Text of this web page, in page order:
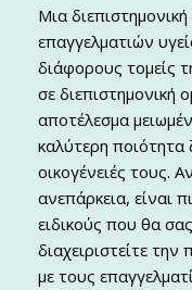
Μια
επαγγελματιών
διάφορους τομείς
σε διεπιστημονική
αποτέλεσμα
καλύτερη ποιότητα
οικογένειές τους.
ανεπάρκεια, είναι
ειδικούς που θα
διαχειριστείτε
με τους